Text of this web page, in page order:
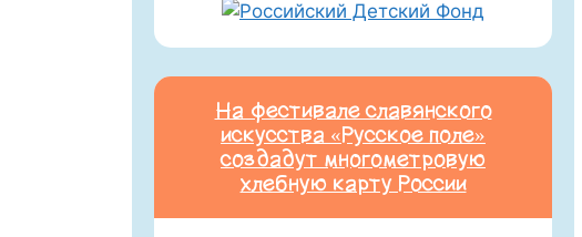
На фестивале славянского
искусства «Русское поле»
создадут многометровую
хлебную карту России